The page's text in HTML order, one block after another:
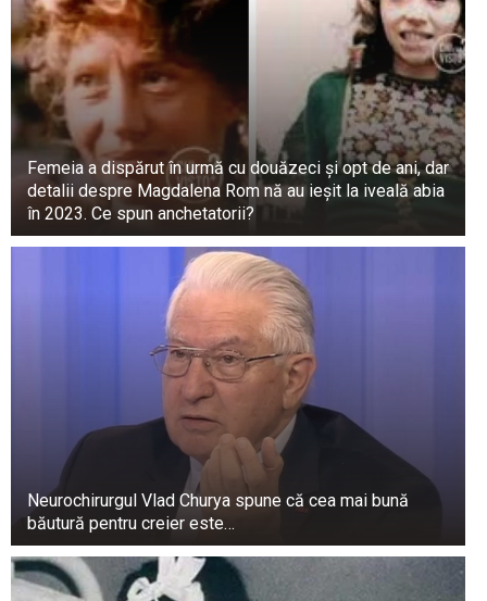
Femeia a dispărut în urmă cu douăzeci și opt de ani, dar
detalii despre Magdalena Rom nă au ieșit la iveală abia
în 2023. Ce spun anchetatorii?
Neurochirurgul Vlad Churya spune că cea mai bună
băutură pentru creier este…